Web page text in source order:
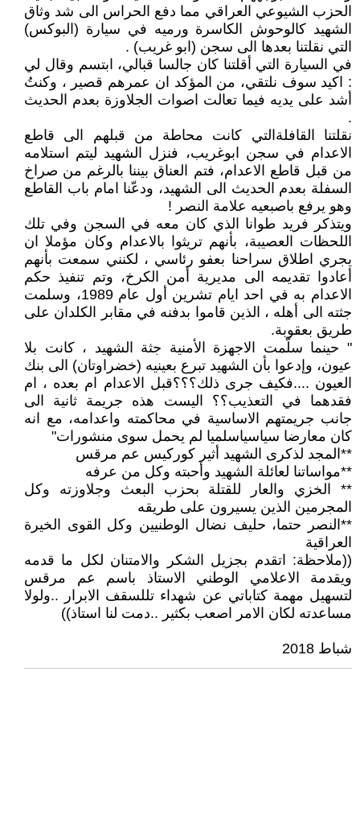
الحزب الشيوعي العراقي مما دفع الحراس الى شد وثاق
الشهيد كالوحوش الكاسرة ورميه في سيارة (البوكس)
التي نقلتنا بعدها الى سجن (ابو غريب) .
في السيارة التي أقلتنا كان جالسا قبالي، ابتسم وقال لي
: اكيد سوف نلتقي، من المؤكد ان عمرهم قصير ، وكنتُ
أشد على يديه فيما تعالت اصوات الجلاوزة بعدم الحديث
.
نقلتنا القافلةالتي كانت محاطة من قبلهم الى قاطع
الاعدام في سجن ابوغريب، فنزل الشهيد ليتم استلامه
من قبل قاطع الاعدام، فتم العناق بيننا بالرغم من صراخ
السفلة بعدم الحديث الى الشهيد، ودعّنا امام باب القاطع
وهو يرفع باصبعيه علامة النصر !
ويتذكر فريد طوانا الذي كان معه في السجن وفي تلك
اللحظات العصيبة، بأنهم تريثوا بالاعدام وكان مؤملا ان
يجري اطلاق سراحنا بعفو رئاسي ، لكنني سمعت بأنهم
أعادوا تقديمه الى مديرية أمن الكرخ، وتم تنفيذ حكم
الاعدام به في احد ايام تشرين أول عام 1989، وسلمت
جثته الى أهله ، الذين قاموا بدفنه في مقابر الكلدان على
طريق بعقوبة.
" حينما سلّمت الاجهزة الأمنية جثة الشهيد ، كانت بلا
عيون، وإدعوا بأن الشهيد تبرع بعينيه (خضراوتان) الى بنك
العيون ....فكيف جرى ذلك؟؟؟قبل الاعدام ام بعده ، ام
فقدهما في التعذيب؟؟ اليست هذه جريمة ثانية الى
جانب جريمتهم الاساسية في محاكمته واعدامه، مع انه
كان معارضا سياسياسلميا لم يحمل سوى منشورات"
**المجد لذكرى الشهيد أثير كوركيس عم مرقس
**مواساتنا لعائلة الشهيد وأحبته وكل من عرفه
** الخزي والعار للقتلة بحزب البعث وجلاوزته وكل
المجرمين الذين يسيرون على طريقه
**النصر حتما، حليف نضال الوطنيين وكل القوى الخيرة
العراقية
((ملاحظة: اتقدم بجزيل الشكر والامتنان لكل ما قدمه
ويقدمة الاعلامي الوطني الاستاذ باسم عم مرقس
لتسهيل مهمة كتاباتي عن شهداء تللسقف الابرار ..ولولا
مساعدته لكان الامر اصعب بكثير ..دمت لنا استاذ))
شباط 2018